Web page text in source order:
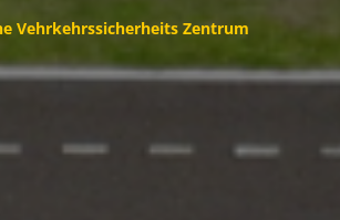
Vehrkehrssicherheits Zentrum